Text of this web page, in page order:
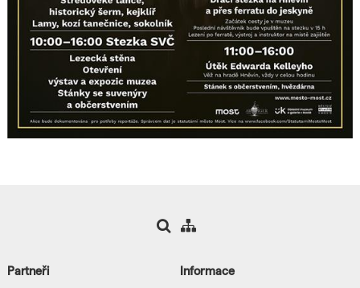
Partneři Informace